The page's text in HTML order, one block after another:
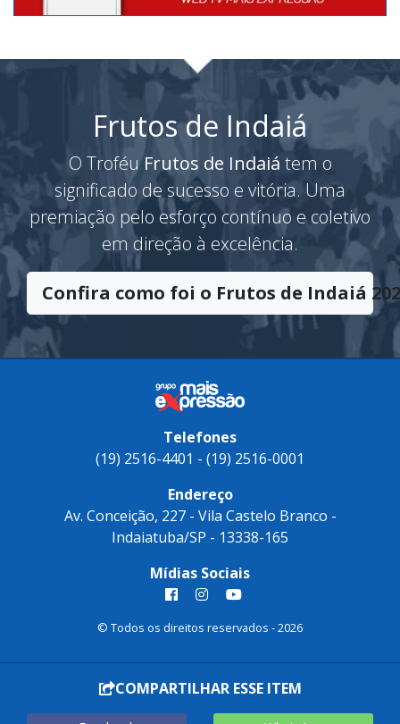
Frutos de Indaiá
O TroféuFrutos de Indaiá tem o
significado de sucesso e vitória. Uma
premiação pelo esforço contínuo e coletivo
em direção à excelência.
Confira como foi o Frutos de Indaiá
Telefones
(19) 2516-4401 - (19) 2516-0001
Endereço
Av. Conceição, 227 - Vila Castelo Branco -
Indaiatuba/SP - 13338-165
Mídias Sociais
© Todos os direitos reservados - 2026
COMPARTILHAR ESSE ITEM